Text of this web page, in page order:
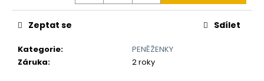
Kategorie:
PENĚŽENKY
Záruka: 2 roky
Zeptat se Sdílet
e
m
TLUSTÝ